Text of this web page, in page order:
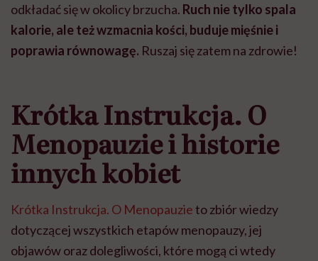
odkładać się w okolicy brzucha. Ruch nie tylko spala
kalorie, ale też wzmacnia kości, buduje mięśnie i
poprawia równowagę. Ruszaj się zatem na zdrowie!
Krótka Instrukcja. O
Menopauzie i historie
innych kobiet
Krótka Instrukcja. O Menopauzieto zbiór wiedzy
dotyczącej wszystkich etapów menopauzy, jej
objawów oraz dolegliwości, które mogą ci wtedy